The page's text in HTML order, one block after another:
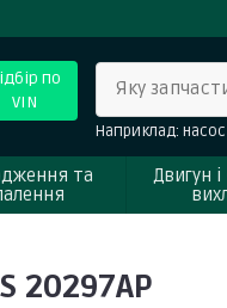
по
VIN
Яку
Наприклад:
та
Двигун
20297AP